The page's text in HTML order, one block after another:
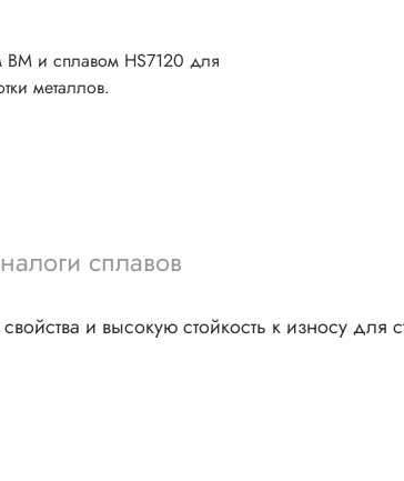
BM и сплавом HS7120 для
металлов.
сплавов
и высокую стойкость к износу для